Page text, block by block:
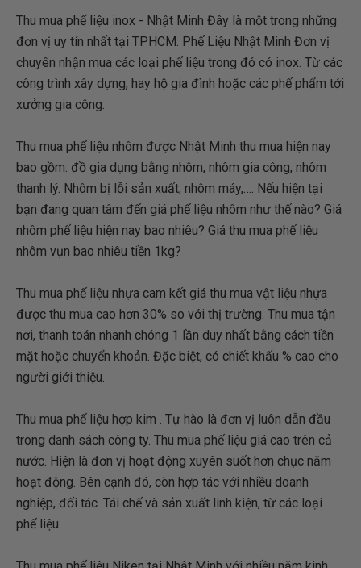
Thu mua phế liệu inox - Nhật Minh Đây là một trong những
đơn vị uy tín nhất tại TPHCM. Phế Liệu Nhật Minh Đơn vị
chuyên nhận mua các loại phế liệu trong đó có inox. Từ các
công trình xây dựng, hay hộ gia đình hoặc các phế phẩm tới
xưởng gia công.
Thu mua phế liệu nhôm được Nhật Minh thu mua hiện nay
bao gồm: đồ gia dụng bằng nhôm, nhôm gia công, nhôm
thanh lý. Nhôm bị lỗi sản xuất, nhôm máy,…. Nếu hiện tại
bạn đang quan tâm đến giá phế liệu nhôm như thế nào? Giá
nhôm phế liệu hiện nay bao nhiêu? Giá thu mua phế liệu
nhôm vụn bao nhiêu tiền 1kg?
Thu mua phế liệu nhựa cam kết giá thu mua vật liệu nhựa
được thu mua cao hơn 30% so với thị trường. Thu mua tận
nơi, thanh toán nhanh chóng 1 lần duy nhất bằng cách tiền
mặt hoặc chuyển khoản. Đặc biệt, có chiết khấu % cao cho
người giới thiệu.
Thu mua phế liệu hợp kim . Tự hào là đơn vị luôn dẫn đầu
trong danh sách công ty. Thu mua phế liệu giá cao trên cả
nước. Hiện là đơn vị hoạt động xuyên suốt hơn chục năm
hoạt động. Bên cạnh đó, còn hợp tác với nhiều doanh
nghiệp, đối tác. Tái chế và sản xuất linh kiện, từ các loại
phế liệu.